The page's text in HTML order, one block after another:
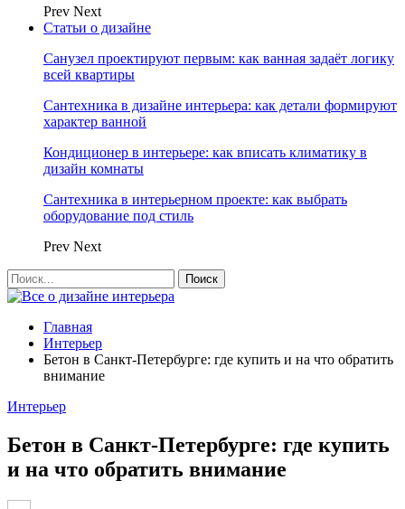
Prev Next
Статьи о дизайне
Санузел проектируют первым: как ванная задаёт логику
всей квартиры
Сантехника в дизайне интерьера: как детали формируют
характер ванной
Кондиционер в интерьере: как вписать климатику в
дизайн комнаты
Сантехника в интерьерном проекте: как выбрать
оборудование под стиль
Prev Next
Главная
Интерьер
Бетон в Санкт-Петербурге: где купить и на что обратить
внимание
Интерьер
Бетон в Санкт-Петербурге: где купить
и на что обратить внимание